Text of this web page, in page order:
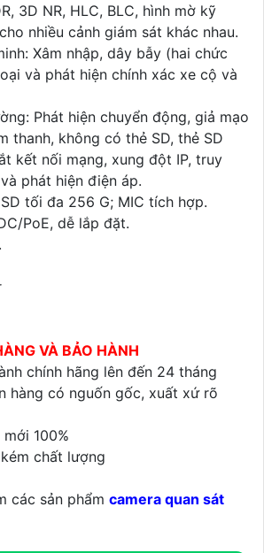
3D NR, HLC, BLC, hình mờ kỹ
nhiều cảnh giám sát khác nhau.
Xâm nhập, dây bẫy (hai chức
và phát hiện chính xác xe cộ và
Phát hiện chuyển động, giả mạo
thanh, không có thẻ SD, thẻ SD
kết nối mạng, xung đột IP, truy
phát hiện điện áp.
tối đa 256 G; MIC tích hợp.
PoE, dễ lắp đặt.
VÀ BẢO HÀNH
chính hãng lên đến 24 tháng
hàng có nguốn gốc, xuất xứ rõ
100%
chất lượng
các sản phẩm camera quan sát